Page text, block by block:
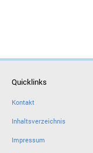
Quicklinks
Kontakt
Inhaltsverzeichnis
Impressum